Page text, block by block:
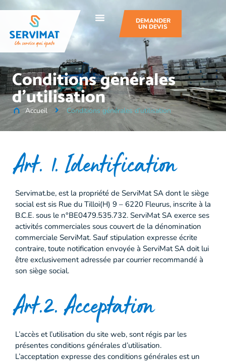
DEMANDER
UN DEVIS
Conditions générales
d’utilisation
Accueil Conditions générales d’utilisation
Art. 1. Identification
Servimat.be, est la propriété de ServiMat SA dont le siège
social est sis Rue du Tilloi(H) 9 – 6220 Fleurus, inscrite à la
B.C.E. sous le n°BE0479.535.732. ServiMat SA exerce ses
activités commerciales sous couvert de la dénomination
commerciale ServiMat. Sauf stipulation expresse écrite
contraire, toute notification envoyée à ServiMat SA doit lui
être exclusivement adressée par courrier recommandé à
son siège social.
Art.2. Acceptation
L’accès et l’utilisation du site web, sont régis par les
présentes conditions générales d’utilisation.
L’acceptation expresse des conditions générales est un